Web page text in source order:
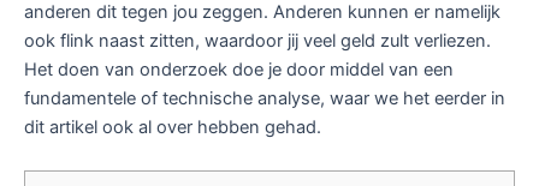
anderen dit tegen jou zeggen. Anderen kunnen er namelijk
ook flink naast zitten, waardoor jij veel geld zult verliezen.
Het doen van onderzoek doe je door middel van een
fundamentele of technische analyse, waar we het eerder in
dit artikel ook al over hebben gehad.